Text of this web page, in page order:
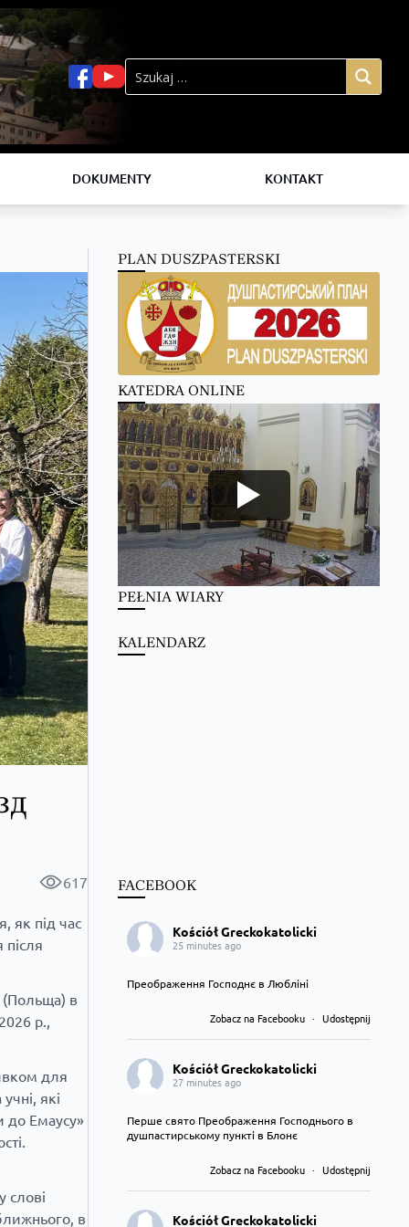
DOKUMENTY KONTAKT
617
як під час
(Польща) в
р.,
для
які
до Емаусу»
слові
в
PLAN DUSZPASTERSKI
KATEDRA ONLINE
PEŁNIA WIARY
KALENDARZ
FACEBOOK
Kościół Greckokatolicki
25 minutes ago
Преображення Господнє в Любліні
Zobacz na Facebooku · Udostępnij
Kościół Greckokatolicki
27 minutes ago
Перше свято Преображення Господнього в
душпастирському пункті в Блонє
Zobacz na Facebooku · Udostępnij
Kościół Greckokatolicki